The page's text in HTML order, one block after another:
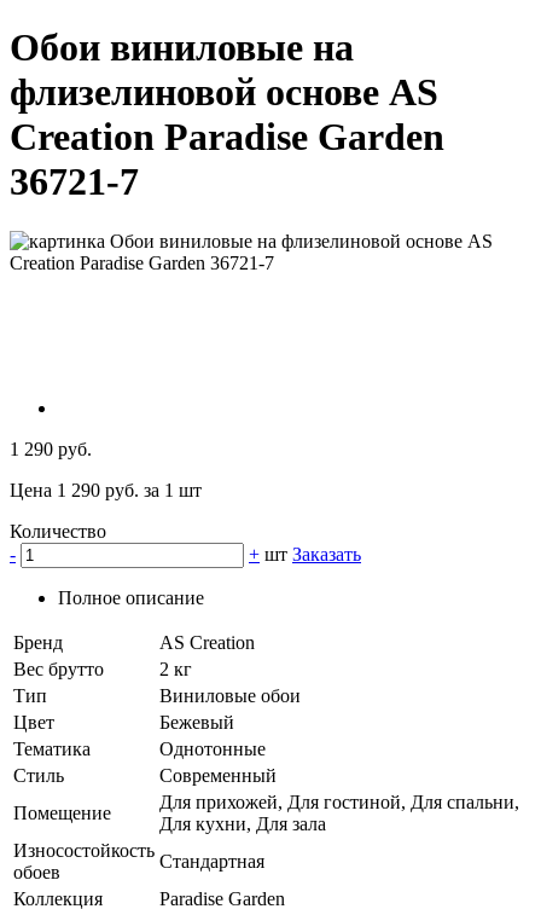
Обои виниловые на
флизелиновой основе AS
Creation Paradise Garden
36721-7
1 290 руб.
Цена 1 290 руб. за 1 шт
Количество
-
+ шт Заказать
Полное описание
Бренд
AS Creation
Вес брутто
2 кг
Тип
Виниловые обои
Цвет
Бежевый
Тематика
Однотонные
Стиль
Современный
Помещение
Для прихожей, Для гостиной, Для спальни,
Для кухни, Для зала
Износостойкость
обоев
Стандартная
Коллекция
Paradise Garden